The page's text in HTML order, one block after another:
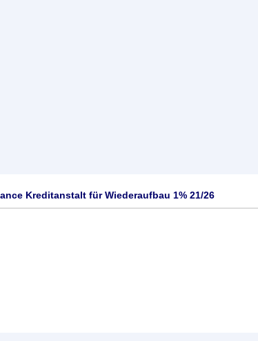
Kreditanstalt für Wiederaufbau 1% 21/26